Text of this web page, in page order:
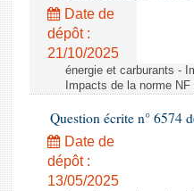
Date de
dépôt :
21/10/2025
énergie et carburants -
Impacts de la norme
Question écrite n° 6574
Date de
dépôt :
13/05/2025